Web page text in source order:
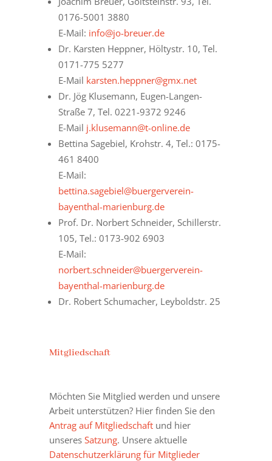
0176-5001 3880
E-Mail: info@jo-breuer.de
Dr. Karsten Heppner, Höltystr. 10, Tel.
0171-775 5277
E-Mail karsten.heppner@gmx.net
Dr. Jög Klusemann, Eugen-Langen-
Straße 7, Tel. 0221-9372 9246
E-Mail j.klusemann@t-online.de
Bettina Sagebiel, Krohstr. 4, Tel.: 0175-
461 8400
E-Mail:
bettina.sagebiel@buergerverein-
bayenthal-marienburg.de
Prof. Dr. Norbert Schneider, Schillerstr.
105, Tel.: 0173-902 6903
E-Mail:
norbert.schneider@buergerverein-
bayenthal-marienburg.de
Dr. Robert Schumacher, Leyboldstr. 25
Mitgliedschaft
Möchten Sie Mitglied werden und unsere
Arbeit unterstützen? Hier finden Sie den
Antrag auf Mitgliedschaftund hier
unseres Satzung. Unsere aktuelle
Datenschutzerklärung für Mitglieder